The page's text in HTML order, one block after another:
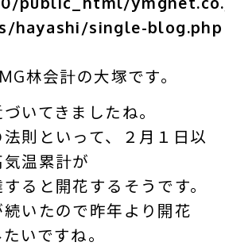
hayashi/single-blog.php
林会計の大塚です。
いてきましたね。
則といって、２月１日以
温累計が
ると開花するそうです。
いたので昨年より開花
いですね。